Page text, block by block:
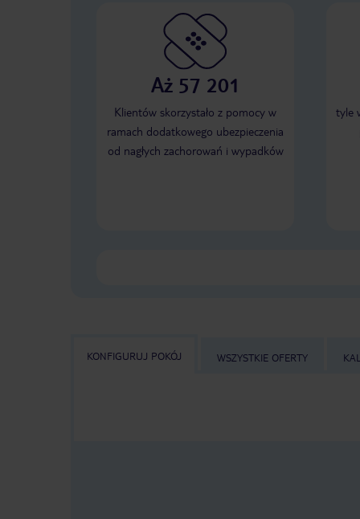
Aż 57 201
Klientów skorzystało z pomocy w
ramach dodatkowego ubezpieczenia
od nagłych zachorowań i wypadków
tyle
KONFIGURUJ POKÓJ WSZYSTKIE OFERTY